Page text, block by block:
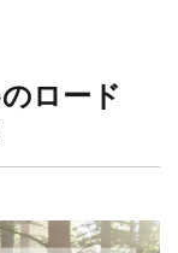
ロード